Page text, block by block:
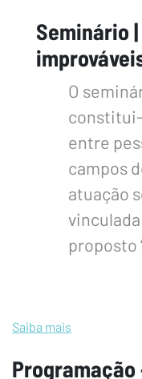
Seminário
O
entre
campos
atuação
proposto
3 X 22: diálogos
Cultura e
Saiba mais
Programação